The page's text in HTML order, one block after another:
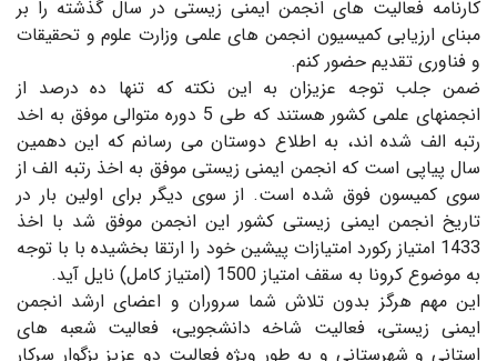
کارنامه فعالیت های انجمن ایمنی زیستی در سال گذشته را بر
مبنای ارزیابی کمیسیون انجمن های علمی وزارت علوم و تحقیقات
و فناوری تقدیم حضور کنم.
ضمن جلب توجه عزیزان به این نکته که تنها ده درصد از
انجمنهای علمی کشور هستند که طی 5 دوره متوالی موفق به اخد
رتبه الف شده اند، به اطلاع دوستان می رسانم که این دهمین
سال پیاپی است که انجمن ایمنی زیستی موفق به اخذ رتبه الف از
سوی کمیسون فوق شده است. از سوی دیگر برای اولین بار در
تاریخ انجمن ایمنی زیستی کشور این انجمن موفق شد با اخذ
1433 امتیاز رکورد امتیازات پیشین خود را ارتقا بخشیده با با توجه
به موضوع کرونا به سقف امتیاز 1500 (امتیاز کامل) نایل آید.
این مهم هرگز بدون تلاش شما سروران و اعضای ارشد انجمن
ایمنی زیستی، فعالیت شاخه دانشجویی، فعالیت شعبه های
استانی و شهرستانی و به طور ویژه فعالیت دو عزیز بزگوار سرکار